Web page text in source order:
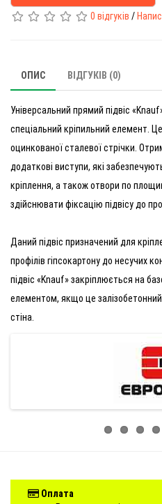
0 відгуків /
ОПИС ВІДГУКІВ (0)
Універсальний прямий підвіс
спеціальний кріпильний елемент.
оцинкованої сталевої стрічки.
додаткові виступи, які
кріплення, а також отвори по
здійснювати фіксацію підвісу до
Даний підвіс призначений для
профілів гіпсокартону до несучих
підвіс «Knauf» закріплюється на
елементом, якщо це
стіна.
Оплата